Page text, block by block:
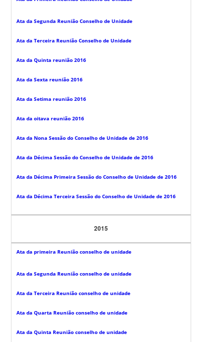
Ata da Segunda Reunião Conselho de Unidade
Ata da Terceira Reunião Conselho de Unidade
Ata da Quinta reunião 2016
Ata da Sexta reunião 2016
Ata da Setima reunião 2016
Ata da oitava reunião 2016
Ata da Nona Sessão do Conselho de Unidade de 2016
Ata da Décima Sessão do Conselho de Unidade de 2016
Ata da Décima Primeira Sessão do Conselho de Unidade de 2016
Ata da Décima Terceira Sessão do Conselho de Unidade de 2016
2015
Ata da primeira Reunião conselho de unidade
Ata da Segunda Reunião conselho de unidade
Ata da Terceira Reunião conselho de unidade
Ata da Quarta Reunião conselho de unidade
Ata da Quinta Reunião conselho de unidade